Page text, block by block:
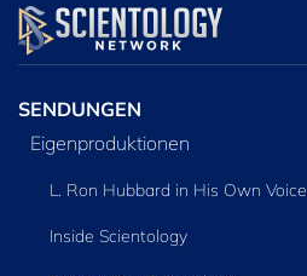
SENDUNGEN
Eigenproduktionen
L. Ron Hubbard in His Own Voice
Inside Scientology